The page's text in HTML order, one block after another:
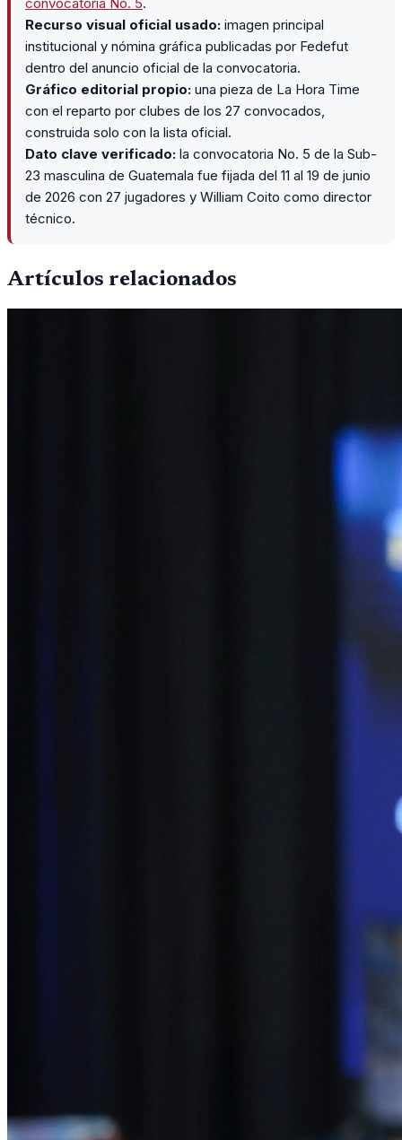
Recurso visual oficial usado: imagen principal
institucional y nómina gráfica publicadas por Fedefut
dentro del anuncio oficial de la convocatoria.
Gráfico editorial propio: una pieza de La Hora Time
con el reparto por clubes de los 27 convocados,
construida solo con la lista oficial.
Dato clave verificado: la convocatoria No. 5 de la Sub-
23 masculina de Guatemala fue fijada del 11 al 19 de junio
de 2026 con 27 jugadores y William Coito como director
técnico.
Artículos relacionados